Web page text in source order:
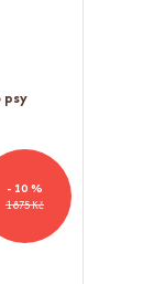
1 875 Kč
- 10 %